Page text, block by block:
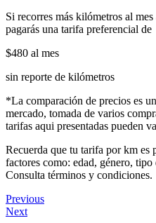
Si recorres más kilómetros al
pagarás una tarifa preferencial de
$480 al mes
sin reporte de kilómetros
*La comparación de precios es
mercado, tomada de varios
tarifas aqui presentadas pueden
Recuerda que tu tarifa por km es
factores como: edad, género,
Consulta términos y condiciones.
Previous
Next